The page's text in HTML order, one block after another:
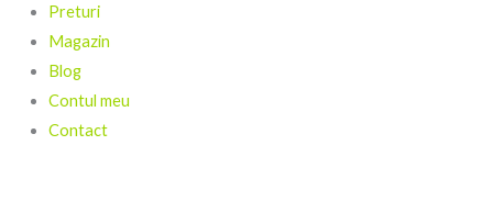
Preturi
Magazin
Blog
Contul meu
Contact